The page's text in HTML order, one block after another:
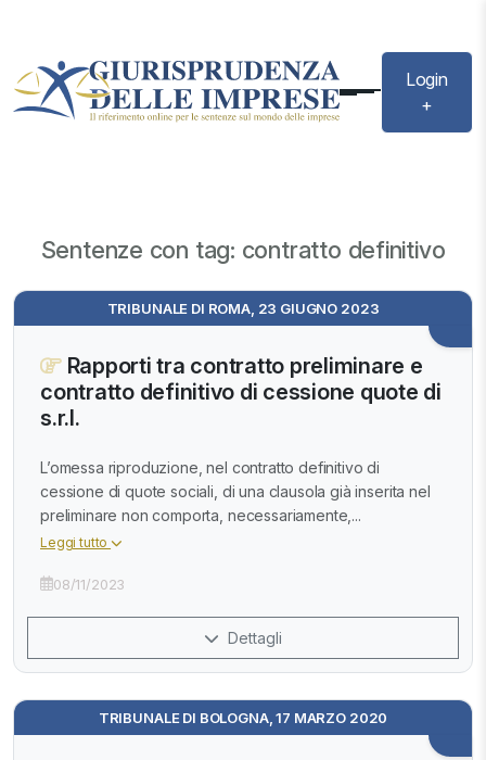
Login
+
Sentenze con tag: contratto definitivo
TRIBUNALE DI ROMA, 23 GIUGNO 2023
Rapporti tra contratto preliminare e
contratto definitivo di cessione quote di
s.r.l.
L’omessa riproduzione, nel contratto definitivo di
cessione di quote sociali, di una clausola già inserita nel
preliminare non comporta, necessariamente,...
Leggi tutto
08/11/2023
Dettagli
TRIBUNALE DI BOLOGNA, 17 MARZO 2020